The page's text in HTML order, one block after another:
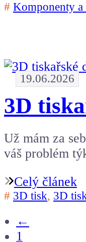
# Komponenty a
19.06.2026
3D
Už mám za
váš problém
Celý článek
# 3D tisk, 3D
←
1